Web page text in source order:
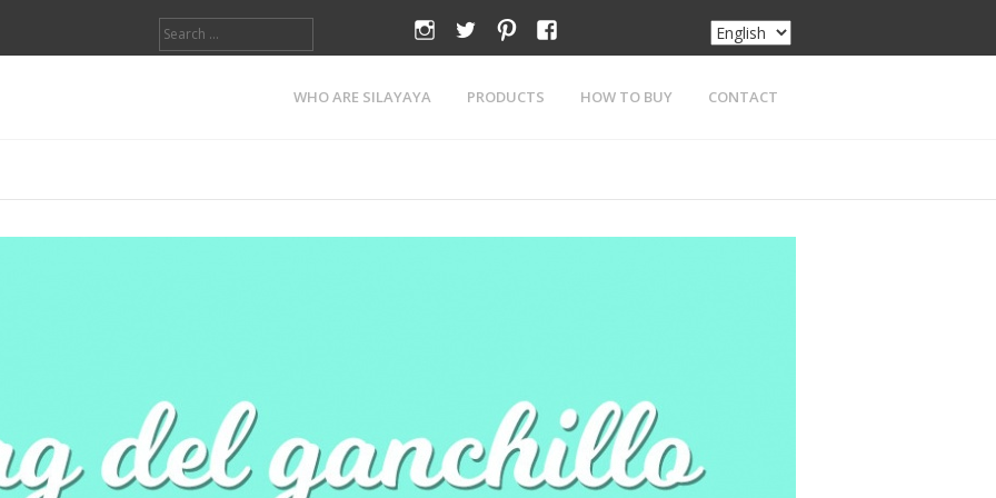
Search
instagram
twitterpinterest
WHO ARE SILAYAYA PRODUCTS HOW TO BUY CONTACT
Bluu